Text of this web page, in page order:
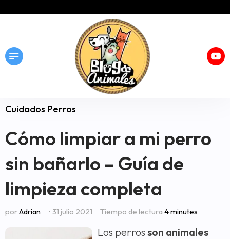
Cuidados Perros
Cómo limpiar a mi perro
sin bañarlo – Guía de
limpieza completa
porAdrian • 31 julio 2021 Tiempo de lectura 4 minutes
Los perros son animales